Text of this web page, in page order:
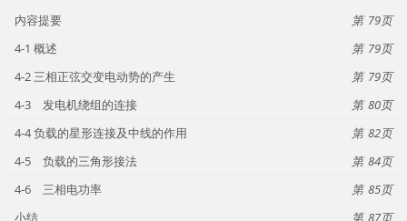
内容提要
79
4-1 概述
79
4-2 三相正弦交变电动势的产生
79
4-3 发电机绕组的连接
80
4-4 负载的星形连接及中线的作用
82
4-5 负载的三角形接法
84
4-6 三相电功率
85
小结
87